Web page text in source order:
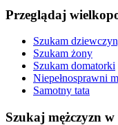
Przeglądaj
Szukam
Szukam żony
Szukam domatorki
Niepełnosprawni
Samotny tata
Szukaj mężczyzn